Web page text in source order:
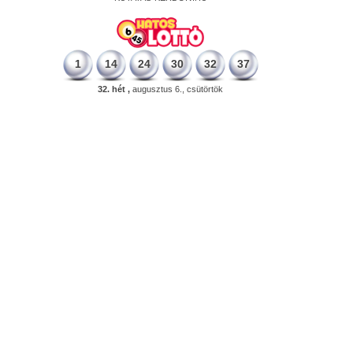
1 14 24 30 32 37
32. hét , augusztus 6., csütörtök